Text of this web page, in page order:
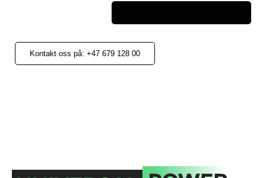
Kontakt oss på: +47 679 128 00